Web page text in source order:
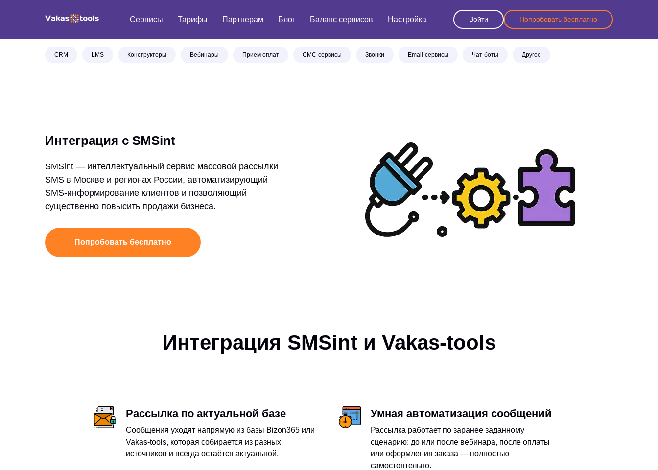
Сервисы Тарифы Партнерам Блог Баланс сервисов Настройка Войти Попробовать бесплатно
CRM LMS Конструкторы Вебинары Прием оплат СМС-сервисы Звонки Email-сервисы Чат-боты Другое
Интеграция с SMSint
SMSint — интеллектуальный сервис массовой рассылки
SMS в Москве и регионах России, автоматизирующий
SMS-информирование клиентов и позволяющий
существенно повысить продажи бизнеса.
Попробовать бесплатно
Интеграция SMSint и Vakas-tools
Рассылка по актуальной базе
Сообщения уходят напрямую из базы Bizon365 или
Vakas-tools, которая собирается из разных
источников и всегда остаётся актуальной.
Умная автоматизация сообщений
Рассылка работает по заранее заданному
сценарию: до или после вебинара, после оплаты
или оформления заказа — полностью
самостоятельно.